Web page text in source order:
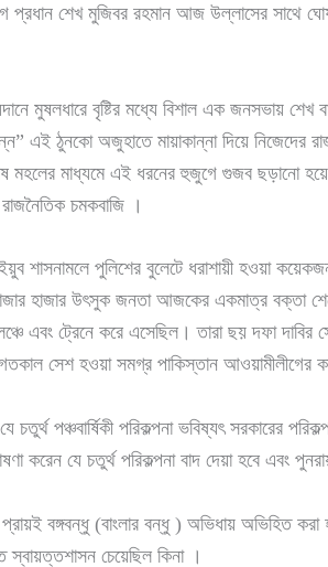
প্রধান শেখ মুজিবর রহমান আজ উল্লাসের সাথে
মুষলধারে বৃষ্টির মধ্যে বিশাল এক জনসভায়
এই ঠুনকো অজুহাতে মায়াকান্না দিয়ে নিজেদের
মহলের মাধ্যমে এই ধরনের হুজুগে গুজব ছড়ানো
চমকবাজি ।
শাসনামলে পুলিশের বুলেটে ধরাশায়ী হওয়া
হাজার উৎসুক জনতা আজকের একমাত্র বক্তা
এবং ট্রেনে করে এসেছিল। তারা ছয় দফা
গতকাল সেশ হওয়া সমগ্র পাকিস্তান আওয়ামীলীগের
পঞ্চবার্ষিকী পরিকল্পনা ভবিষ্যৎ সরকারের
করেন যে চতুর্থ পরিকল্পনা বাদ দেয়া হবে এবং
বঙ্গবন্ধু (বাংলার বন্ধু ) অভিধায় অভিহিত
চেয়েছিল কিনা ।